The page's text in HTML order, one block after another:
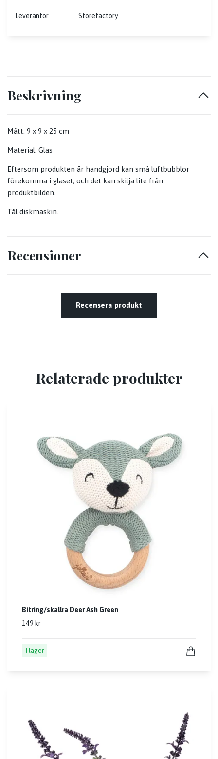
Leverantör Storefactory
Beskrivning
Mått: 9 x 9 x 25 cm
Material: Glas
Eftersom produkten är handgjord kan små luftbubblor
förekomma i glaset, och det kan skilja lite från
produktbilden.
Tål diskmaskin.
Recensioner
Recensera produkt
Relaterade produkter
Bitring/skallra Deer Ash Green
149 kr
I lager